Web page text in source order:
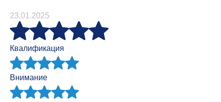
23.01.2025
Квалификация
Внимание